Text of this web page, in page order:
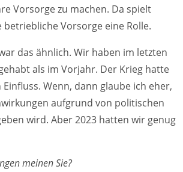
Vorsorge zu machen. Da spielt
Vorsorge eine Rolle.
das ähnlich. Wir haben im letzten
als im Vorjahr. Der Krieg hatte
Wenn, dann glaube ich eher,
aufgrund von politischen
wird. Aber 2023 hatten wir genug
meinen Sie?